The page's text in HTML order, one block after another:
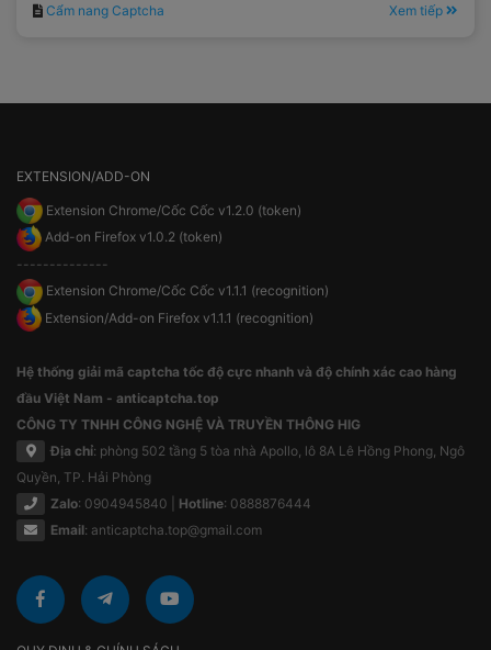
Cẩm nang Captcha Xem tiếp
EXTENSION/ADD-ON
Extension Chrome/Cốc Cốc v1.2.0 (token)
Add-on Firefox v1.0.2 (token)
--------------
Extension Chrome/Cốc Cốc v1.1.1 (recognition)
Extension/Add-on Firefox v1.1.1 (recognition)
Hệ thống giải mã captcha tốc độ cực nhanh và độ chính xác cao hàng
đầu Việt Nam - anticaptcha.top
CÔNG TY TNHH CÔNG NGHỆ VÀ TRUYỀN THÔNG HIG
Địa chỉ: phòng 502 tầng 5 tòa nhà Apollo, lô 8A Lê Hồng Phong, Ngô
Quyền, TP. Hải Phòng
Zalo: 0904945840 | Hotline: 0888876444
Email: anticaptcha.top@gmail.com